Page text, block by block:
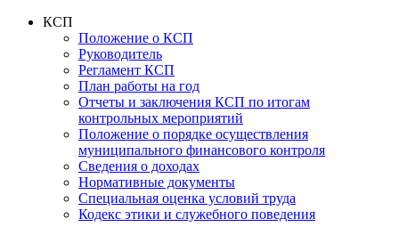
КСП
Положение о КСП
Руководитель
Регламент КСП
План работы на год
Отчеты и заключения КСП по итогам
контрольных мероприятий
Положение о порядке осуществления
муниципального финансового контроля
Сведения о доходах
Нормативные документы
Специальная оценка условий труда
Кодекс этики и служебного поведения